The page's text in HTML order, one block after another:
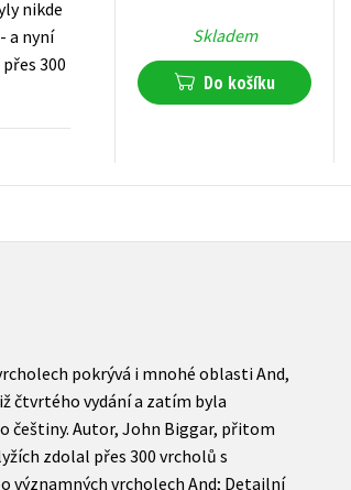
nikde
a nyní
300
Skladem
Do košíku
pokrývá i mnohé oblasti And,
čtvrtého vydání a zatím byla
češtiny. Autor, John Biggar, přitom
zdolal přes 300 vrcholů s
významných vrcholech And; Detailní